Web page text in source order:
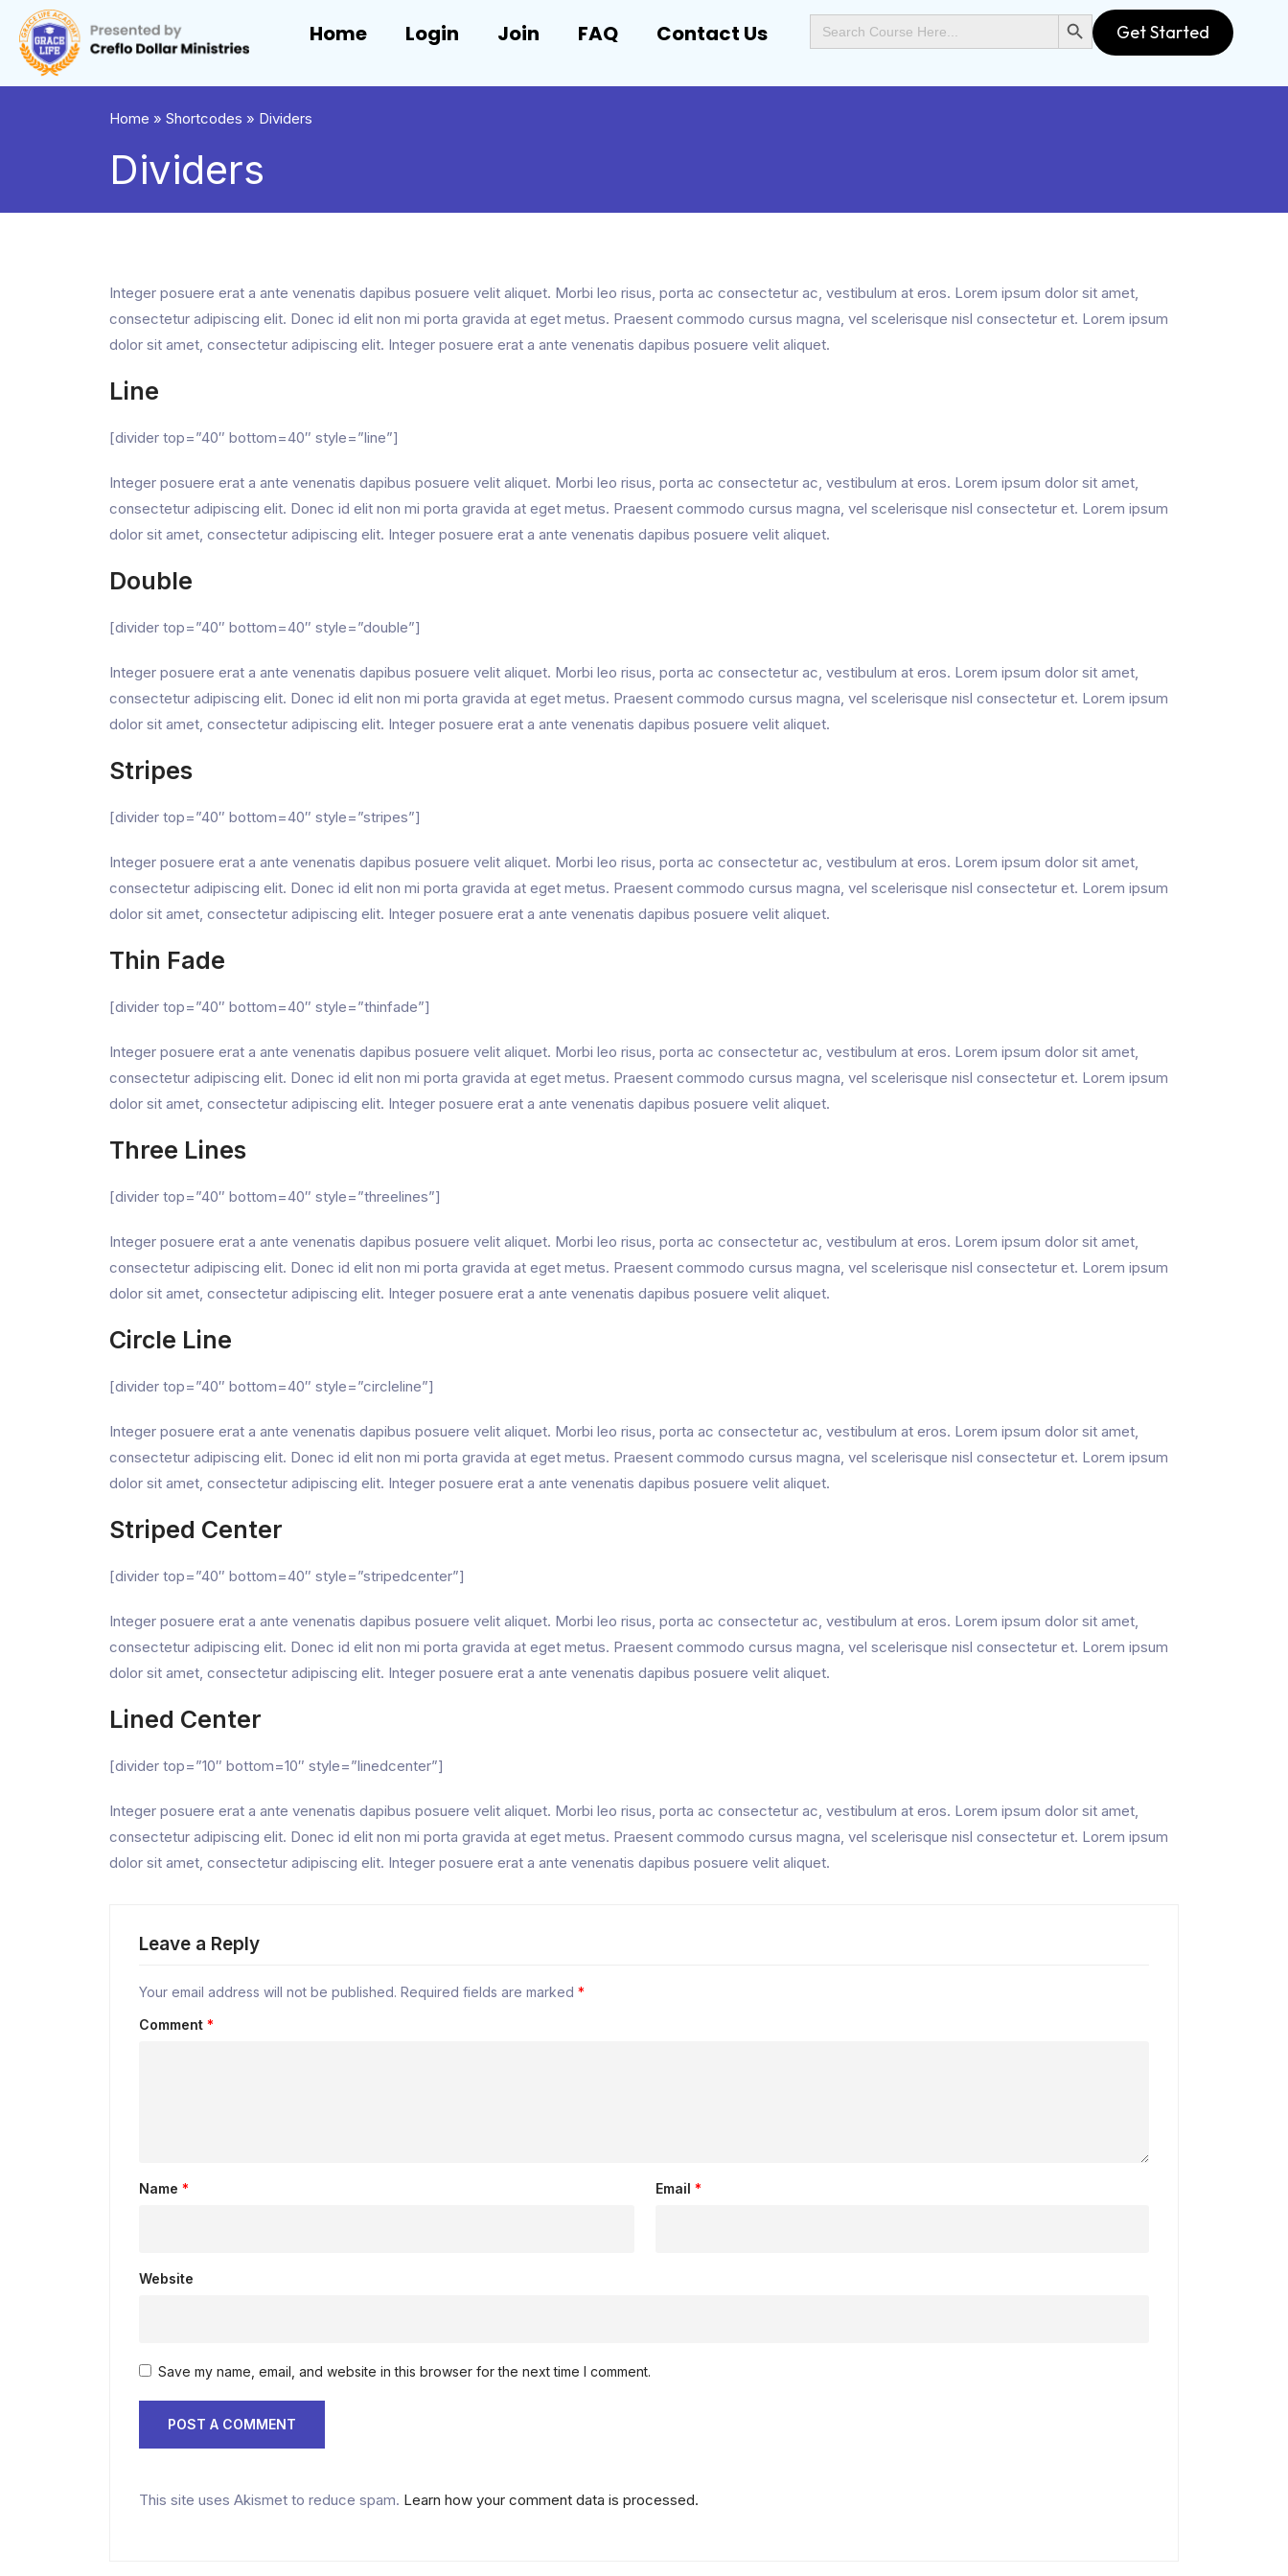
Home Login Join FAQ Contact Us Search
for:
SEARCH BUTTON
Get Started
Home » Shortcodes » Dividers
Dividers
Integer posuere erat a ante venenatis dapibus posuere velit aliquet. Morbi leo risus, porta ac consectetur ac, vestibulum at eros. Lorem ipsum dolor sit amet,
consectetur adipiscing elit. Donec id elit non mi porta gravida at eget metus. Praesent commodo cursus magna, vel scelerisque nisl consectetur et. Lorem ipsum
dolor sit amet, consectetur adipiscing elit. Integer posuere erat a ante venenatis dapibus posuere velit aliquet.
Line
[divider top=”40″ bottom=40″ style=”line”]
Integer posuere erat a ante venenatis dapibus posuere velit aliquet. Morbi leo risus, porta ac consectetur ac, vestibulum at eros. Lorem ipsum dolor sit amet,
consectetur adipiscing elit. Donec id elit non mi porta gravida at eget metus. Praesent commodo cursus magna, vel scelerisque nisl consectetur et. Lorem ipsum
dolor sit amet, consectetur adipiscing elit. Integer posuere erat a ante venenatis dapibus posuere velit aliquet.
Double
[divider top=”40″ bottom=40″ style=”double”]
Integer posuere erat a ante venenatis dapibus posuere velit aliquet. Morbi leo risus, porta ac consectetur ac, vestibulum at eros. Lorem ipsum dolor sit amet,
consectetur adipiscing elit. Donec id elit non mi porta gravida at eget metus. Praesent commodo cursus magna, vel scelerisque nisl consectetur et. Lorem ipsum
dolor sit amet, consectetur adipiscing elit. Integer posuere erat a ante venenatis dapibus posuere velit aliquet.
Stripes
[divider top=”40″ bottom=40″ style=”stripes”]
Integer posuere erat a ante venenatis dapibus posuere velit aliquet. Morbi leo risus, porta ac consectetur ac, vestibulum at eros. Lorem ipsum dolor sit amet,
consectetur adipiscing elit. Donec id elit non mi porta gravida at eget metus. Praesent commodo cursus magna, vel scelerisque nisl consectetur et. Lorem ipsum
dolor sit amet, consectetur adipiscing elit. Integer posuere erat a ante venenatis dapibus posuere velit aliquet.
Thin Fade
[divider top=”40″ bottom=40″ style=”thinfade”]
Integer posuere erat a ante venenatis dapibus posuere velit aliquet. Morbi leo risus, porta ac consectetur ac, vestibulum at eros. Lorem ipsum dolor sit amet,
consectetur adipiscing elit. Donec id elit non mi porta gravida at eget metus. Praesent commodo cursus magna, vel scelerisque nisl consectetur et. Lorem ipsum
dolor sit amet, consectetur adipiscing elit. Integer posuere erat a ante venenatis dapibus posuere velit aliquet.
Three Lines
[divider top=”40″ bottom=40″ style=”threelines”]
Integer posuere erat a ante venenatis dapibus posuere velit aliquet. Morbi leo risus, porta ac consectetur ac, vestibulum at eros. Lorem ipsum dolor sit amet,
consectetur adipiscing elit. Donec id elit non mi porta gravida at eget metus. Praesent commodo cursus magna, vel scelerisque nisl consectetur et. Lorem ipsum
dolor sit amet, consectetur adipiscing elit. Integer posuere erat a ante venenatis dapibus posuere velit aliquet.
Circle Line
[divider top=”40″ bottom=40″ style=”circleline”]
Integer posuere erat a ante venenatis dapibus posuere velit aliquet. Morbi leo risus, porta ac consectetur ac, vestibulum at eros. Lorem ipsum dolor sit amet,
consectetur adipiscing elit. Donec id elit non mi porta gravida at eget metus. Praesent commodo cursus magna, vel scelerisque nisl consectetur et. Lorem ipsum
dolor sit amet, consectetur adipiscing elit. Integer posuere erat a ante venenatis dapibus posuere velit aliquet.
Striped Center
[divider top=”40″ bottom=40″ style=”stripedcenter”]
Integer posuere erat a ante venenatis dapibus posuere velit aliquet. Morbi leo risus, porta ac consectetur ac, vestibulum at eros. Lorem ipsum dolor sit amet,
consectetur adipiscing elit. Donec id elit non mi porta gravida at eget metus. Praesent commodo cursus magna, vel scelerisque nisl consectetur et. Lorem ipsum
dolor sit amet, consectetur adipiscing elit. Integer posuere erat a ante venenatis dapibus posuere velit aliquet.
Lined Center
[divider top=”10″ bottom=10″ style=”linedcenter”]
Integer posuere erat a ante venenatis dapibus posuere velit aliquet. Morbi leo risus, porta ac consectetur ac, vestibulum at eros. Lorem ipsum dolor sit amet,
consectetur adipiscing elit. Donec id elit non mi porta gravida at eget metus. Praesent commodo cursus magna, vel scelerisque nisl consectetur et. Lorem ipsum
dolor sit amet, consectetur adipiscing elit. Integer posuere erat a ante venenatis dapibus posuere velit aliquet.
Leave a Reply
Your email address will not be published. Required fields are marked *
Comment *
Name * Email *
Website
Save my name, email, and website in this browser for the next time I comment.
This site uses Akismet to reduce spam. Learn how your comment data is processed.